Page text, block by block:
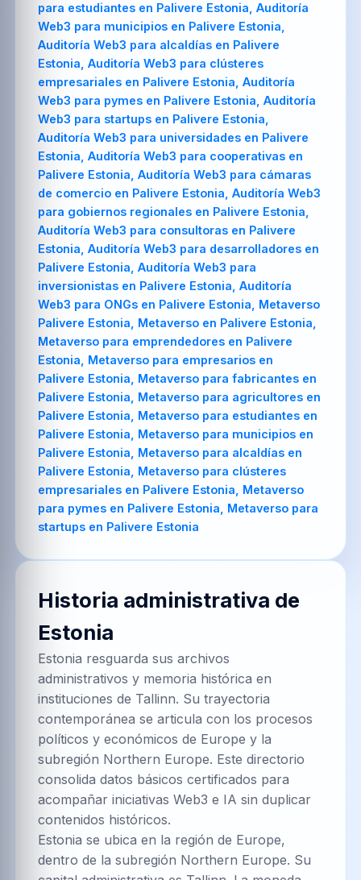
para estudiantes en Palivere Estonia, Auditoría
Web3 para municipios en Palivere Estonia,
Auditoría Web3 para alcaldías en Palivere
Estonia, Auditoría Web3 para clústeres
empresariales en Palivere Estonia, Auditoría
Web3 para pymes en Palivere Estonia, Auditoría
Web3 para startups en Palivere Estonia,
Auditoría Web3 para universidades en Palivere
Estonia, Auditoría Web3 para cooperativas en
Palivere Estonia, Auditoría Web3 para cámaras
de comercio en Palivere Estonia, Auditoría Web3
para gobiernos regionales en Palivere Estonia,
Auditoría Web3 para consultoras en Palivere
Estonia, Auditoría Web3 para desarrolladores en
Palivere Estonia, Auditoría Web3 para
inversionistas en Palivere Estonia, Auditoría
Web3 para ONGs en Palivere Estonia, Metaverso
Palivere Estonia, Metaverso en Palivere Estonia,
Metaverso para emprendedores en Palivere
Estonia, Metaverso para empresarios en
Palivere Estonia, Metaverso para fabricantes en
Palivere Estonia, Metaverso para agricultores en
Palivere Estonia, Metaverso para estudiantes en
Palivere Estonia, Metaverso para municipios en
Palivere Estonia, Metaverso para alcaldías en
Palivere Estonia, Metaverso para clústeres
empresariales en Palivere Estonia, Metaverso
para pymes en Palivere Estonia, Metaverso para
startups en Palivere Estonia
Historia administrativa de
Estonia
Estonia resguarda sus archivos
administrativos y memoria histórica en
instituciones de Tallinn. Su trayectoria
contemporánea se articula con los procesos
políticos y económicos de Europe y la
subregión Northern Europe. Este directorio
consolida datos básicos certificados para
acompañar iniciativas Web3 e IA sin duplicar
contenidos históricos.
Estonia se ubica en la región de Europe,
dentro de la subregión Northern Europe. Su